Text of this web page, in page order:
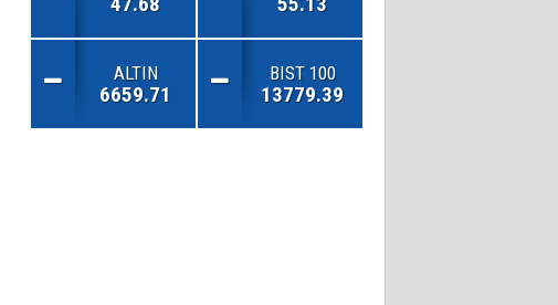
ALTIN
6659.71
BIST 100
13779.39